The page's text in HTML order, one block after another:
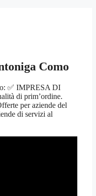
Como
✅ IMPRESA DI
di prim’ordine.
per aziende del
di servizi al